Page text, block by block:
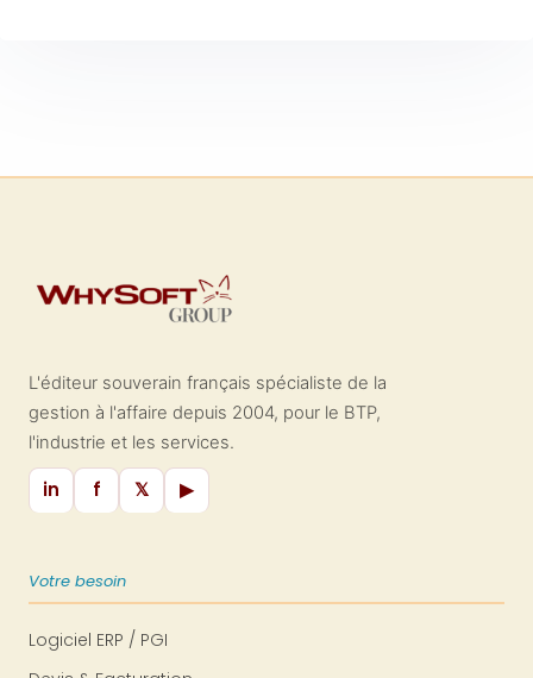
L'éditeur souverain français spécialiste de la
gestion à l'affaire depuis 2004, pour le BTP,
l'industrie et les services.
in f 𝕏 ▶
Votre besoin
Logiciel ERP / PGI